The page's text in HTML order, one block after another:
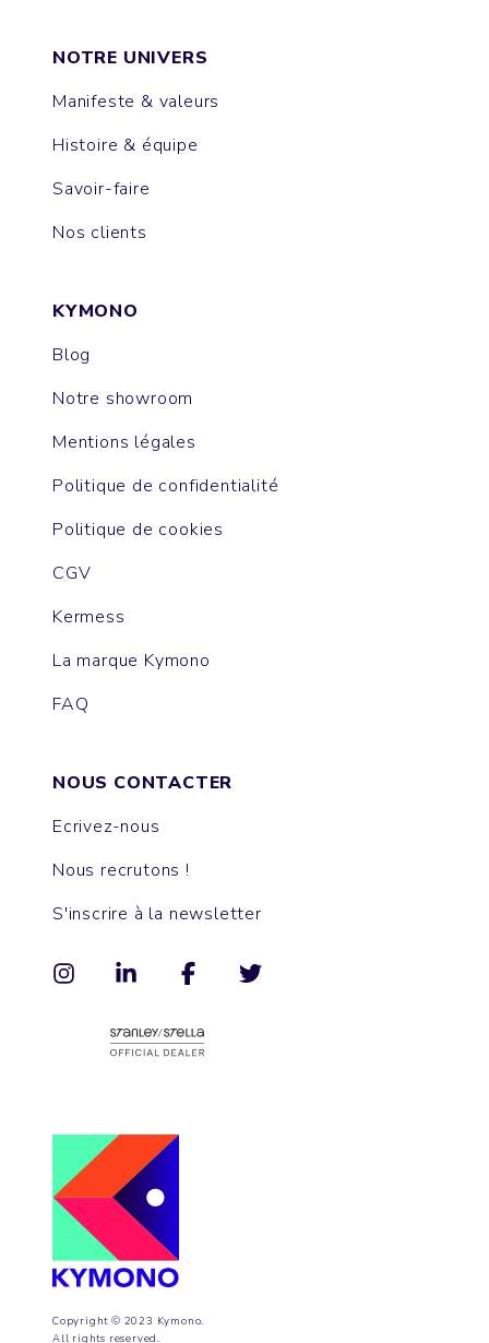
Copyright © 2023 Kymono.
All rights reserved.
NOTRE UNIVERS
Manifeste & valeurs
Histoire & équipe
Savoir-faire
Nos clients
KYMONO
Blog
Notre showroom
Mentions légales
Politique de confidentialité
Politique de cookies
CGV
Kermess
La marque Kymono
FAQ
NOUS CONTACTER
Ecrivez-nous
Nous recrutons !
S'inscrire à la newsletter